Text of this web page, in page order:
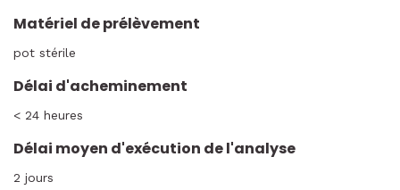
Matériel de prélèvement
pot stérile
Délai d'acheminement
< 24 heures
Délai moyen d'exécution de l'analyse
2 jours